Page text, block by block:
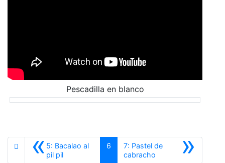
Pescadilla en blanco
«5: Bacalao al
pil pilAnterior
6 »
7: Pastel de
cabrachoSiguiente